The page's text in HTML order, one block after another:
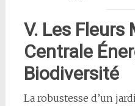
V. Les Fleurs
Centrale
Biodiversité
La robustesse d’un